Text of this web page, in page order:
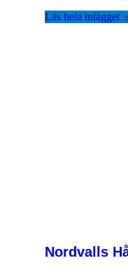
Läs hela inlägget
Nordvalls